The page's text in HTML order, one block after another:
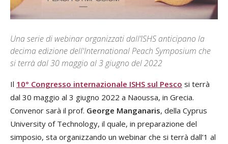
Una serie di webinar organizzati dall’ISHS anticipano la
decima edizione dell'International Peach Symposium che
si terrà dal 30 maggio al 3 giugno del 2022
Il 10° Congresso internazionale ISHS sul Pesco si terrà
dal 30 maggio al 3 giugno 2022 a Naoussa, in Grecia.
Convenor sarà il prof. George Manganaris, della Cyprus
University of Technology, il quale, in preparazione del
simposio, sta organizzando un webinar che si terrà dall’1 al